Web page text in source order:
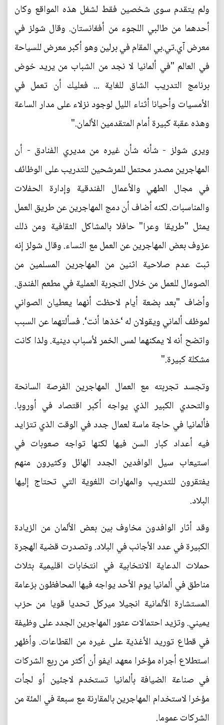
ولم يتقدم سوى شخصين فقط لشغل هذه المواقع وكان
أحدهما من طالبي اللجوء من أفغانستان. وقال شولز في
معرض آي.تي.بي المقام في برلين وهو أكبر معرض للسياحة
في العالم "في ألمانيا لا نجد من الشباب من يريد خوض
برنامج التدريب الشاق للغاية ... فعليك أن تعمل في
الأمسيات وأحيانا أثناء الليل لوجود نزلاء على مدار الساعة
وهذه عقبة كبيرة أمام المتقدمين الألمان."
ويرى شولز - شأنه شأن غيره من مديري الفنادق - أن
المهاجرين مصدر محتمل للمرشحين للتدريب على الوظائف
في مجال الطهي والأعمال الفندقية وإدارة الحفلات
والمناسبات. لكنه أضاف أن دمج المهاجرين عن طريق العمل
يمثل "طريقا وعرا" حافلا بالمشاكل الثقافية ومن ذلك
عزوف بعض المهاجرين عن العمل مع النساء. وقال شولز إنه
ثبت عدم صلاحية اثنين من المهاجرين المسلمين من
الصومال للعمل من خلال التجربة العملية في مطعم الفندق.
وأضاف "بعد بضعة أيام لاحظت أنهما يعطيان الصواني
لموظف ألماني ويقولان له ‘خذها أنت‘. فسألتهما عن السبب
واتضح أنه لا يمكنهما لمس الخمر لأسباب دينية. ولذا كانت
مشكلة كبيرة."
وتجسد تجربته مع العمال المهاجرين الفرصة السانحة
والتحدي الكبير الذي يواجه أكبر اقتصاد في أوروبا.
فألمانيا في حاجة ماسة لعمال جدد في الوقت الذي تتزايد
فيه أعداد كبار السن فيها لكنها تواجه صعوبات في
استيعاب سيل الوافدين الجدد الهائل وكثيرون منهم
يفتقرون للتدريب والمهارات اللغوية التي تحتاج إليها
البلاد.
وقد أثار الوافدون مخاوف بين بعض الألمان من الزيادة
الكبيرة في عدد الأجانب في البلاد. وتصدرت قضية الهجرة
حملات الدعاية الانتخابية في انتخابات اقليمية بثلاث
مناطق في ألمانيا يوم الأحد يواجه فيها المحافظون بزعامة
المستشارة الألمانية انجيلا ميركل تحديا قويا من حزب
يميني. وتزيد احتمالات عثور المهاجرين الجدد على وظيفة
في قطاع توريد الأغذية على غيره من القطاعات. وأظهر
استطلاع أجراه مؤخرا معهد ايفو أن أكثر من ربع الشركات
في صناعة الضيافة بألمانيا تستخدم لاجئين أو لجأت
مؤخرا لاستخدام المهاجرين بالمقارنة مع سبعة في المئة من
الشركات عموما.